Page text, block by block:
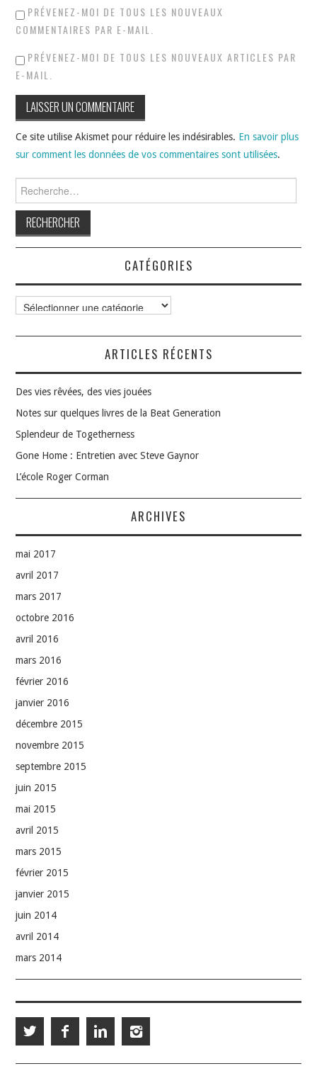
PRÉVENEZ-MOI DE TOUS LES NOUVEAUX
COMMENTAIRES PAR E-MAIL.
PRÉVENEZ-MOI DE TOUS LES NOUVEAUX ARTICLES PAR
E-MAIL.
Ce site utilise Akismet pour réduire les indésirables. En savoir plus
sur comment les données de vos commentaires sont utilisées.
Rechercher :
CATÉGORIES
Catégories
ARTICLES RÉCENTS
Des vies rêvées, des vies jouées
Notes sur quelques livres de la Beat Generation
Splendeur de Togetherness
Gone Home : Entretien avec Steve Gaynor
L’école Roger Corman
ARCHIVES
mai 2017
avril 2017
mars 2017
octobre 2016
avril 2016
mars 2016
février 2016
janvier 2016
décembre 2015
novembre 2015
septembre 2015
juin 2015
mai 2015
avril 2015
mars 2015
février 2015
janvier 2015
juin 2014
avril 2014
mars 2014